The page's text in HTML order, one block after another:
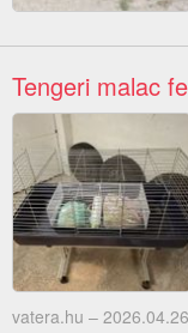
Tengeri malac
vatera.hu –